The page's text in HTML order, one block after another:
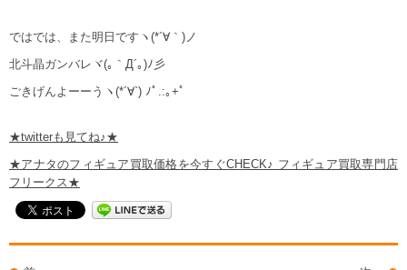
ではでは、また明日ですヽ(*´∀｀)ノ
北斗晶ガンバレヾ(｡｀Д´｡)ﾉ彡
ごきげんよーーうヽ(*´∀`) ﾉﾟ.:｡+ﾟ
★twitterも見てね♪★
★アナタのフィギュア買取価格を今すぐCHECK♪ フィギュア買取専門店
フリークス★